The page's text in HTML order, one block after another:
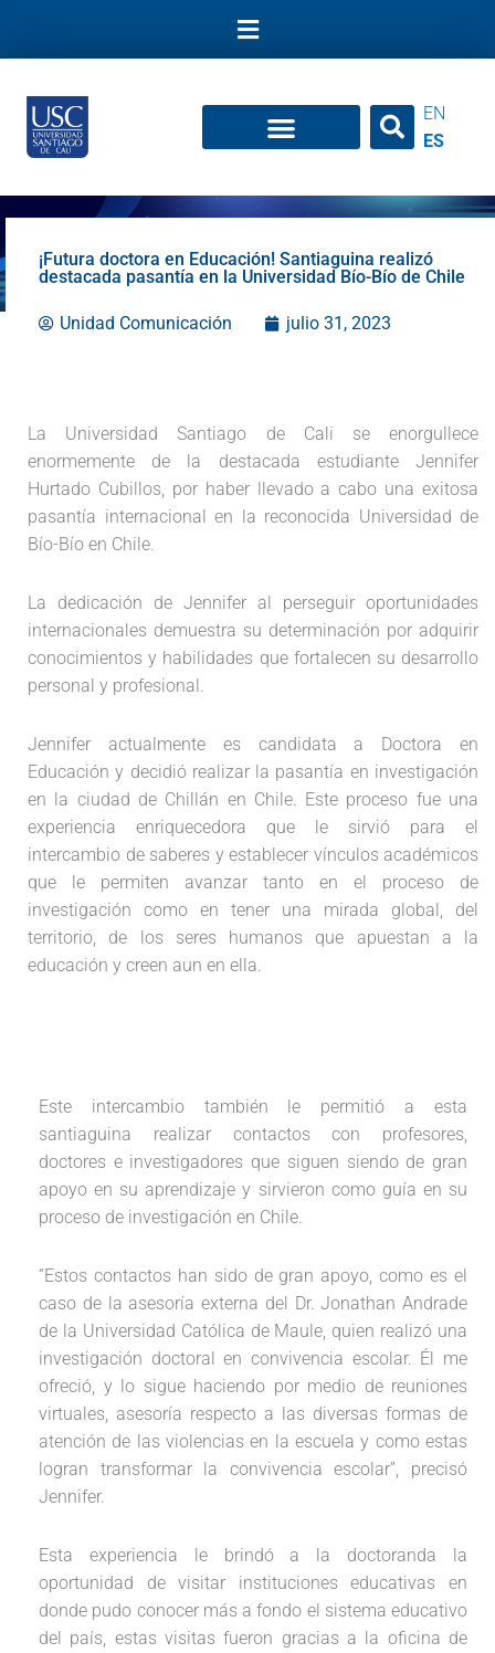
EN
ES
¡Futura doctora en Educación! Santiaguina realizó
destacada pasantía en la Universidad Bío-Bío de Chile
Unidad Comunicación julio 31, 2023
La Universidad Santiago de Cali se enorgullece
enormemente de la destacada estudiante Jennifer
Hurtado Cubillos, por haber llevado a cabo una exitosa
pasantía internacional en la reconocida Universidad de
Bío-Bío en Chile.
La dedicación de Jennifer al perseguir oportunidades
internacionales demuestra su determinación por adquirir
conocimientos y habilidades que fortalecen su desarrollo
personal y profesional.
Jennifer actualmente es candidata a Doctora en
Educación y decidió realizar la pasantía en investigación
en la ciudad de Chillán en Chile. Este proceso fue una
experiencia enriquecedora que le sirvió para el
intercambio de saberes y establecer vínculos académicos
que le permiten avanzar tanto en el proceso de
investigación como en tener una mirada global, del
territorio, de los seres humanos que apuestan a la
educación y creen aun en ella.
Este intercambio también le permitió a esta
santiaguina realizar contactos con profesores,
doctores e investigadores que siguen siendo de gran
apoyo en su aprendizaje y sirvieron como guía en su
proceso de investigación en Chile.
“Estos contactos han sido de gran apoyo, como es el
caso de la asesoría externa del Dr. Jonathan Andrade
de la Universidad Católica de Maule, quien realizó una
investigación doctoral en convivencia escolar. Él me
ofreció, y lo sigue haciendo por medio de reuniones
virtuales, asesoría respecto a las diversas formas de
atención de las violencias en la escuela y como estas
logran transformar la convivencia escolar”, precisó
Jennifer.
Esta experiencia le brindó a la doctoranda la
oportunidad de visitar instituciones educativas en
donde pudo conocer más a fondo el sistema educativo
del país, estas visitas fueron gracias a la oficina de